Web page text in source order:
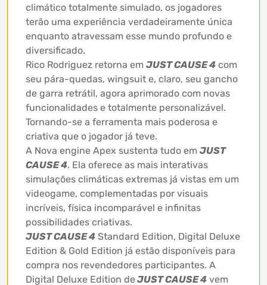
climático totalmente simulado, os jogadores
terão uma experiência verdadeiramente única
enquanto atravessam esse mundo profundo e
diversificado.
Rico Rodriguez retorna em JUST CAUSE 4 com
seu pára-quedas, wingsuit e, claro, seu gancho
de garra retrátil, agora aprimorado com novas
funcionalidades e totalmente personalizável.
Tornando-se a ferramenta mais poderosa e
criativa que o jogador já teve.
A Nova engine Apex sustenta tudo em JUST
CAUSE 4. Ela oferece as mais interativas
simulações climáticas extremas já vistas em um
videogame, complementadas por visuais
incríveis, física incomparável e infinitas
possibilidades criativas.
JUST CAUSE 4 Standard Edition, Digital Deluxe
Edition & Gold Edition já estão disponíveis para
compra nos revendedores participantes. A
Digital Deluxe Edition deJUST CAUSE 4 vem